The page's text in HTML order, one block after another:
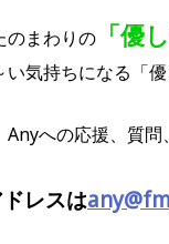
まわりの 「優
い気持ちになる「
Anyへの応援、質問
レスは